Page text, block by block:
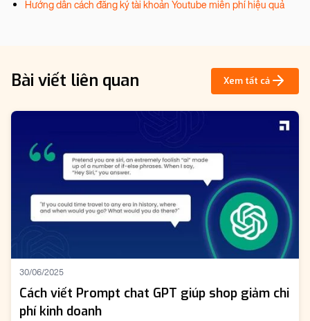
Hướng dẫn cách đăng ký tài khoản Youtube miễn phí hiệu quả
Bài viết liên quan Xem tất cả
30/06/2025
Cách viết Prompt chat GPT giúp shop giảm chi
phí kinh doanh